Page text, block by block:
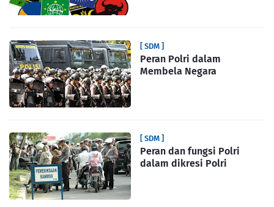
[ SDM ]
Peran Polri dalam
Membela Negara
[ SDM ]
Peran dan fungsi Polri
dalam dikresi Polri